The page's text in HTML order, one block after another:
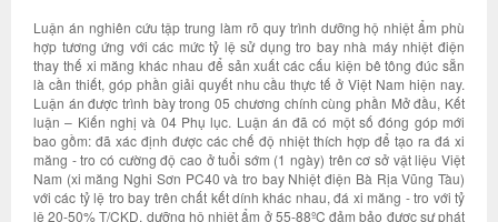
Luận án nghiên cứu tập trung làm rõ quy trình dưỡng hộ nhiệt ẩm phù
hợp tương ứng với các mức tỷ lệ sử dụng tro bay nhà máy nhiệt điện
thay thế xi măng khác nhau để sản xuất các cấu kiện bê tông đúc sẵn
là cần thiết, góp phần giải quyết nhu cầu thực tế ở Việt Nam hiện nay.
Luận án được trình bày trong 05 chương chính cùng phần Mở đầu, Kết
luận – Kiến nghị và 04 Phụ lục. Luận án đã có một số đóng góp mới
bao gồm: đã xác định được các chế độ nhiệt thích hợp để tạo ra đá xi
măng - tro có cường độ cao ở tuổi sớm (1 ngày) trên cơ sở vật liệu Việt
Nam (xi măng Nghi Sơn PC40 và tro bay Nhiệt điện Bà Rịa Vũng Tàu)
với các tỷ lệ tro bay trên chất kết dính khác nhau, đá xi măng - tro với tỷ
lệ 20-50% T/CKD, dưỡng hộ nhiệt ẩm ở 55-88ºC đảm bảo được sự phát